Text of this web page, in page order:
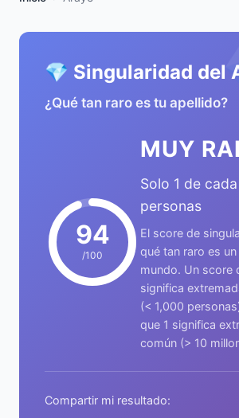
💎 Singularidad del
¿Qué tan raro es tu apellido?
94
/100
MUY
Solo 1 de
personas
El score de
qué tan raro es
mundo. Un score
significa
(< 1,000
que 1 significa
común (> 10
Compartir mi resultado: